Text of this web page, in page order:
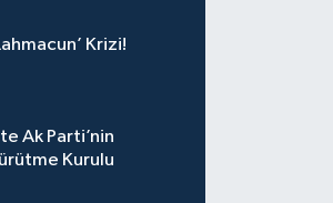
Krizi!
Ak Parti’nin
Kurulu